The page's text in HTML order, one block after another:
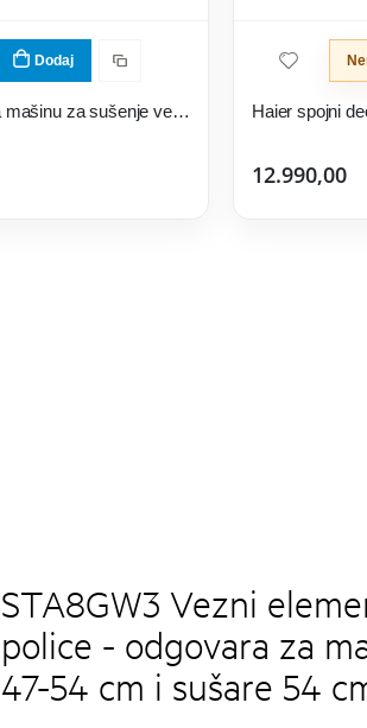
Dodaj
Miele miris za mašinu za sušenje veša FA A 151 L
12.990,00
STA8GW3 Vezni
police - odgovara za
47-54 cm i sušare 54